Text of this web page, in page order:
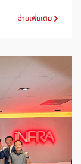
อ่านเพิ่มเติม